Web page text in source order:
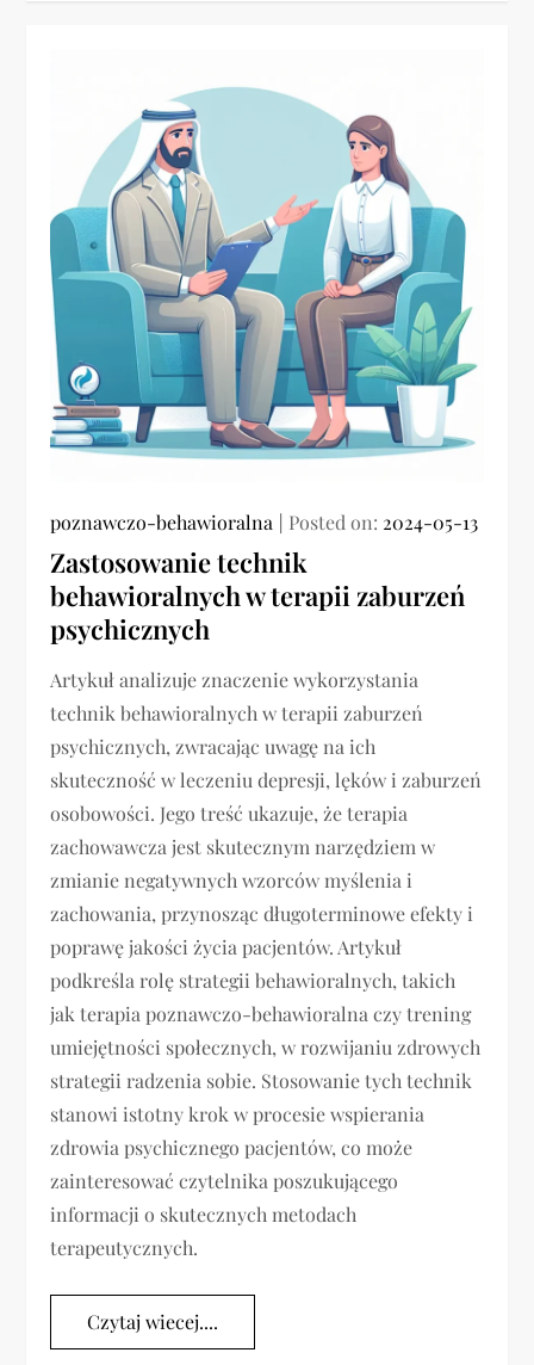
poznawczo-behawioralna Posted on: 2024-05-13
Zastosowanie technik
behawioralnych w terapii zaburzeń
psychicznych
Artykuł analizuje znaczenie wykorzystania
technik behawioralnych w terapii zaburzeń
psychicznych, zwracając uwagę na ich
skuteczność w leczeniu depresji, lęków i zaburzeń
osobowości. Jego treść ukazuje, że terapia
zachowawcza jest skutecznym narzędziem w
zmianie negatywnych wzorców myślenia i
zachowania, przynosząc długoterminowe efekty i
poprawę jakości życia pacjentów. Artykuł
podkreśla rolę strategii behawioralnych, takich
jak terapia poznawczo-behawioralna czy trening
umiejętności społecznych, w rozwijaniu zdrowych
strategii radzenia sobie. Stosowanie tych technik
stanowi istotny krok w procesie wspierania
zdrowia psychicznego pacjentów, co może
zainteresować czytelnika poszukującego
informacji o skutecznych metodach
terapeutycznych.
Czytaj wiecej....